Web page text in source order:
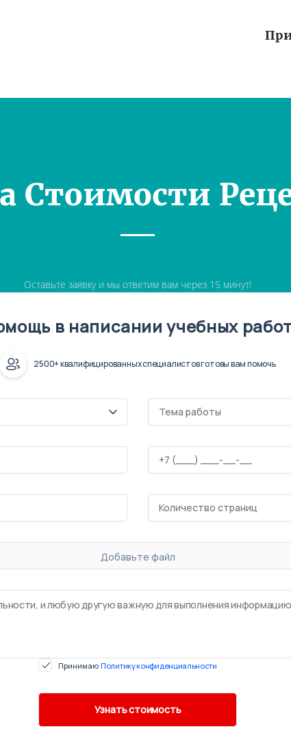
Стоимости
Оставьте заявку и мы ответим вам через 15 минут!
в написании учебных
2500+ квалифицированных специалистов готовы вам помочь
Добавьте файл
Принимаю Политику конфиденциальности